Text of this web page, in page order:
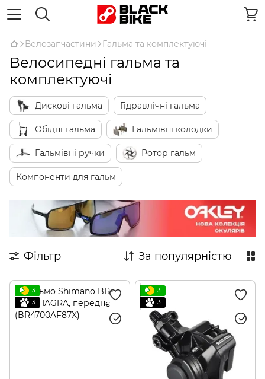
Велозапчастини Гальма та комплектуючі
Велосипедні гальма та
комплектуючі
Дискові гальма Гідравлічні гальма
Обідні гальма Гальмівні колодки
Гальмівні ручки Ротор гальм
Компоненти для гальм
Фільтр За популярністю
3
3
3
3